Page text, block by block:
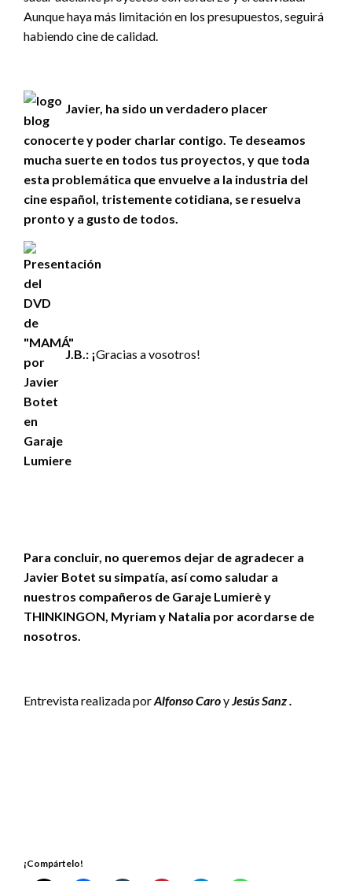
Aunque haya más limitación en los presupuestos, seguirá
habiendo cine de calidad.
Javier, ha sido un verdadero placer
conocerte y poder charlar contigo. Te deseamos
mucha suerte en todos tus proyectos, y que toda
esta problemática que envuelve a la industria del
cine español, tristemente cotidiana, se resuelva
pronto y a gusto de todos.
J.B.: ¡Gracias a vosotros!
Para concluir, no queremos dejar de agradecer a
Javier Botet su simpatía, así como saludar a
nuestros compañeros de Garaje Lumierè y
THINKINGON, Myriam y Natalia por acordarse de
nosotros.
Entrevista realizada porAlfonso CaroyJesús Sanz .
¡Compártelo!